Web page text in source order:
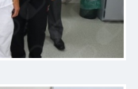
escuchado y
con el